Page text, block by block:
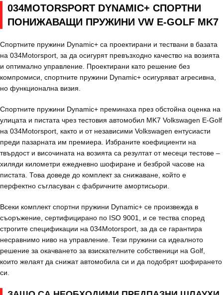
034MOTORSPORT DYNAMIC+ СПОРТНИ
ПОНИЖАВАЩИ ПРУЖИНИ VW E-GOLF MK7
Спортните пружини Dynamic+ са проектирани и тествани в базата
на 034Motorsport, за да осигурят превъзходно качество на возията
и оптимално управление. Проектирани като решение без
компромиси, спортните пружини Dynamic+ осигуряват агресивна,
но функционална визия.
Спортните пружини Dynamic+ преминаха през обстойна оценка на
улицата и пистата чрез тестовия автомобил MK7 Volkswagen E-Golf
на 034Motorsport, както и от независими Volkswagen ентусиасти
преди пазарната им премиера. Избраните коефициенти на
твърдост и височината на возията са резултат от месеци тестове –
хиляди километри ежедневно шофиране и безброй часове на
пистата. Това доведе до комплект за снижаване, който е
перфектно съгласуван с фабричните амортисьори.
Всеки комплект спортни пружини Dynamic+ се произвежда в
съоръжение, сертифицирано по ISO 9001, и се тества според
строгите спецификации на 034Motorsport, за да се гарантира
несравнимо ниво на управление. Тези пружини са идеалното
решение за окачването за взискателните собственици на Golf,
които желаят да снижат автомобила си и да подобрят шофирането
си.